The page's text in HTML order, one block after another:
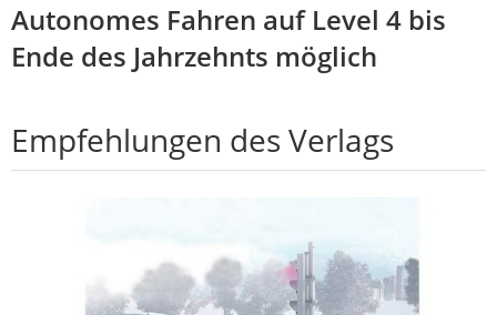
Autonomes Fahren auf Level 4 bis
Ende des Jahrzehnts möglich
Empfehlungen des Verlags